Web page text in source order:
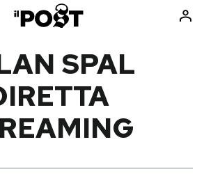
Moda
Libri
SPAL